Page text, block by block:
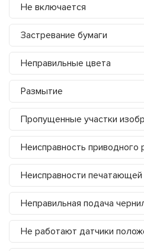
Не включается
Застревание бумаги
Неправильные цвета
Размытие
Пропущенные участки
Неисправность приводного
Неисправности печатающей
Неправильная подача
Не работают датчики